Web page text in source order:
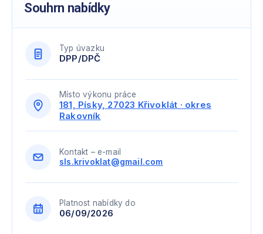
Souhrn nabídky
Typ úvazku
DPP/DPČ
Místo výkonu práce
181, Písky, 27023 Křivoklát · okres
Rakovník
Kontakt – e-mail
sls.krivoklat@gmail.com
Platnost nabídky do
06/09/2026